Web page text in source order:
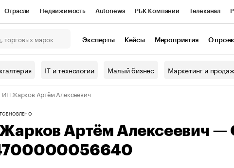
Отрасли Недвижимость Autonews РБК Компании Телеканал
Проверка контрагентов
Эксперты Кейсы Мероприятия О
IT и технологии Малый бизнес Маркетинг и
ИП Жарков Артём Алексеевич
ОБНОВЛЕНО
Артём Алексеевич